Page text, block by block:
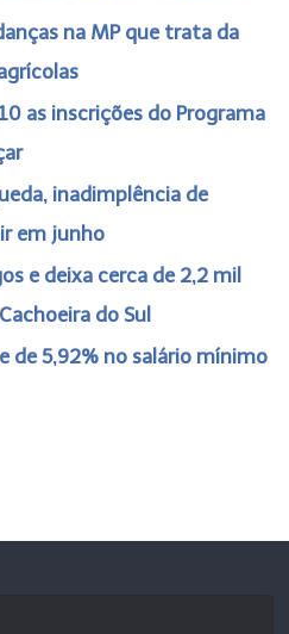
na MP que trata da
as inscrições do Programa
inadimplência de
em junho
e deixa cerca de 2,2 mil
do Sul
de 5,92% no salário mínimo